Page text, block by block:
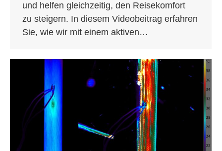
und helfen gleichzeitig, den Reisekomfort
zu steigern. In diesem Videobeitrag erfahren
Sie, wie wir mit einem aktiven…